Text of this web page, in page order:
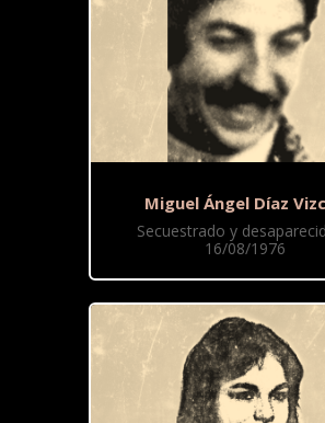
Miguel Ángel Díaz
Secuestrado y
16/08/1976